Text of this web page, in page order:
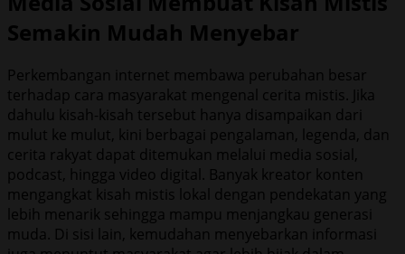
Semakin Mudah Menyebar
Perkembangan internet membawa perubahan besar
terhadap cara masyarakat mengenal cerita mistis. Jika
dahulu kisah-kisah tersebut hanya disampaikan dari
mulut ke mulut, kini berbagai pengalaman, legenda, dan
cerita rakyat dapat ditemukan melalui media sosial,
podcast, hingga video digital. Banyak kreator konten
mengangkat kisah mistis lokal dengan pendekatan yang
lebih menarik sehingga mampu menjangkau generasi
muda. Di sisi lain, kemudahan menyebarkan informasi